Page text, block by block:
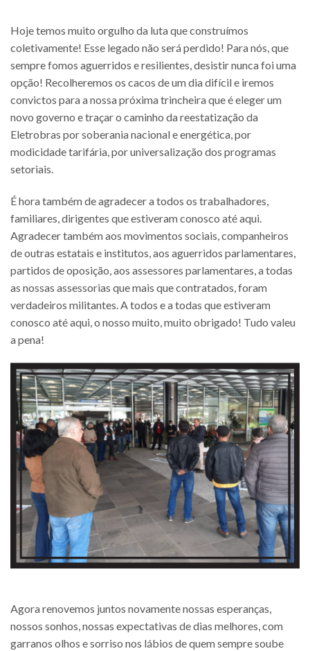
Hoje temos muito orgulho da luta que construímos
coletivamente! Esse legado não será perdido! Para nós, que
sempre fomos aguerridos e resilientes, desistir nunca foi uma
opção! Recolheremos os cacos de um dia difícil e iremos
convictos para a nossa próxima trincheira que é eleger um
novo governo e traçar o caminho da reestatização da
Eletrobras por soberania nacional e energética, por
modicidade tarifária, por universalização dos programas
setoriais.
É hora também de agradecer a todos os trabalhadores,
familiares, dirigentes que estiveram conosco até aqui.
Agradecer também aos movimentos sociais, companheiros
de outras estatais e institutos, aos aguerridos parlamentares,
partidos de oposição, aos assessores parlamentares, a todas
as nossas assessorias que mais que contratados, foram
verdadeiros militantes. A todos e a todas que estiveram
conosco até aqui, o nosso muito, muito obrigado! Tudo valeu
a pena!
Agora renovemos juntos novamente nossas esperanças,
nossos sonhos, nossas expectativas de dias melhores, com
garranos olhos e sorriso nos lábios de quem sempre soube